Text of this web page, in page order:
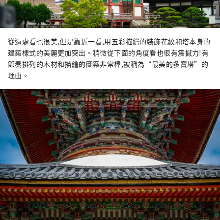
從遠處看也很美,但是靠近一看,用五彩描繪的裝飾花紋和塔本身的
建築樣式的美麗更加突出。稍微從下面的角度看也很有震撼力!有
節奏排列的木材和描繪的圖案非常棒,被稱為“最美的多寶塔”的
理由。